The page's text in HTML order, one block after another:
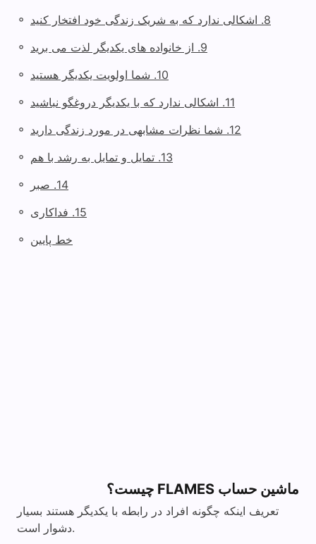
◦ 8. اشکالی ندارد که به شریک زندگی خود افتخار کنید
◦ 9. از خانواده های یکدیگر لذت می برید
◦ 10. شما اولویت یکدیگر هستید
◦ 11. اشکالی ندارد که با یکدیگر دروغگو نباشید
◦ 12. شما نظرات مشابهی در مورد زندگی دارید
◦ 13. تمایل و تمایل به رشد با هم
◦ 14. صبر
◦ 15. فداکاری
◦ خط پایین
ماشین حساب FLAMES چیست؟
تعریف اینکه چگونه افراد در رابطه با یکدیگر هستند بسیار
دشوار است.